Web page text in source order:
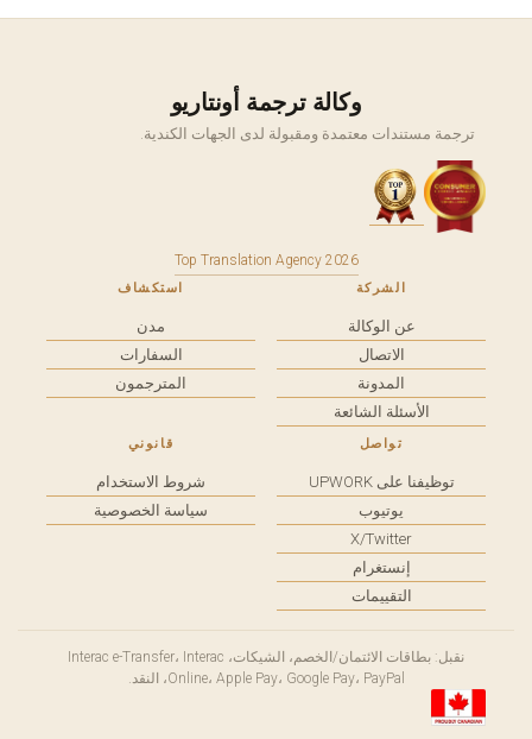
وكالة ترجمة أونتاريو
ترجمة مستندات معتمدة ومقبولة لدى الجهات الكندية.
Top Translation Agency 2026
الشركة
عن الوكالة
الاتصال
المدونة
الأسئلة الشائعة
استكشاف
مدن
السفارات
المترجمون
تواصل
توظيفنا على UPWORK
يوتيوب
X/Twitter
إنستغرام
التقييمات
قانوني
شروط الاستخدام
سياسة الخصوصية
نقبل: بطاقات الائتمان/الخصم، الشيكات، Interac e-Transfer، Interac
Online، Apple Pay، Google Pay، PayPal، النقد.